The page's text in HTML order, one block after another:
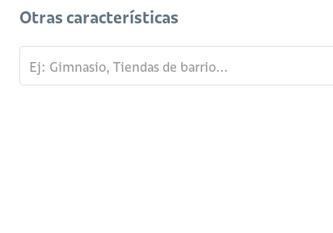
Otras características